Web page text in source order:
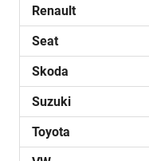
Renault
Seat
Skoda
Suzuki
Toyota